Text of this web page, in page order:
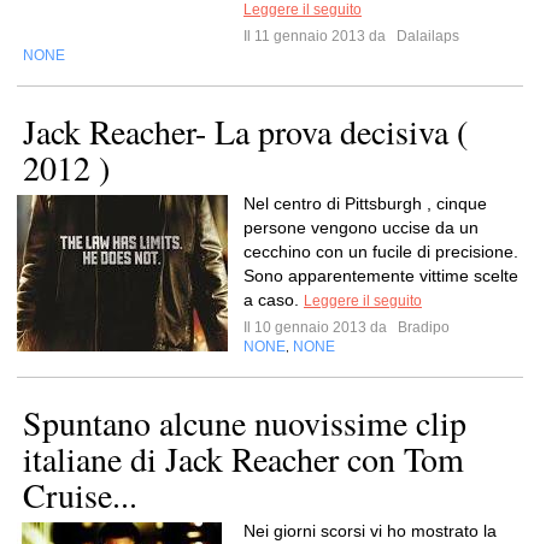
Leggere il seguito
Il 11 gennaio 2013 da
Dalailaps
NONE
Jack Reacher- La prova decisiva (
2012 )
Nel centro di Pittsburgh , cinque
persone vengono uccise da un
cecchino con un fucile di precisione.
Sono apparentemente vittime scelte
a caso.
Leggere il seguito
Il 10 gennaio 2013 da
Bradipo
NONE NONE
Spuntano alcune nuovissime clip
italiane di Jack Reacher con Tom
Cruise...
Nei giorni scorsi vi ho mostrato la